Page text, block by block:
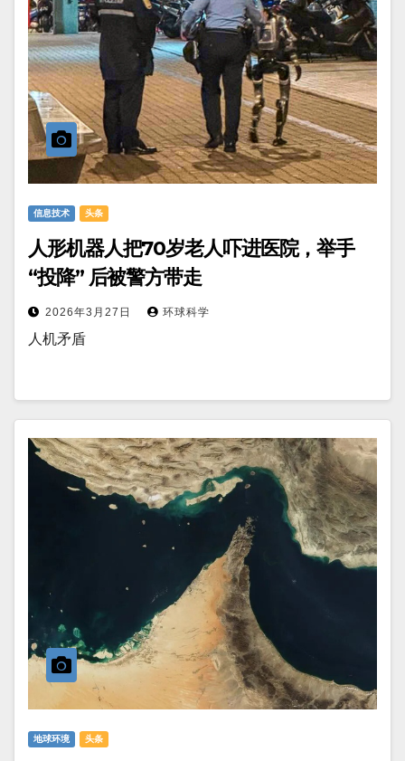
信息技术 头条
人形机器人把70岁老人吓进医院，举手
“投降” 后被警方带走
2026年3月27日 环球科学
人机矛盾
地球环境 头条